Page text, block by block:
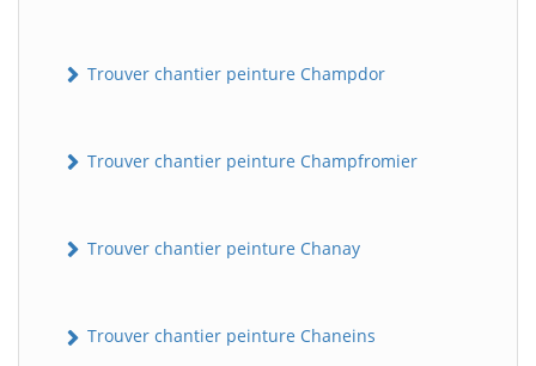
Trouver chantier peinture Champdor
Trouver chantier peinture Champfromier
Trouver chantier peinture Chanay
Trouver chantier peinture Chaneins